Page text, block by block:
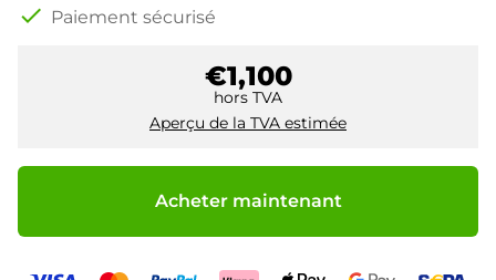
check Paiement sécurisé
€1,100
hors TVA
Aperçu de la TVA estimée
Acheter maintenant